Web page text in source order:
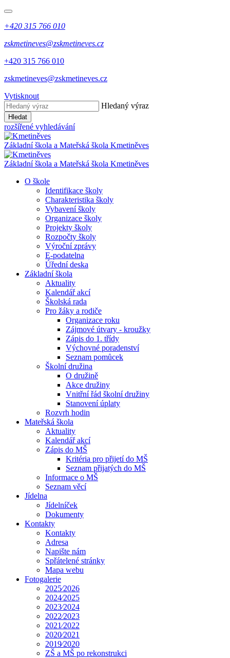
+420 315 766 010
zskmetineves@zskmetineves.cz
+420 315 766 010
zskmetineves@zskmetineves.cz
Vytisknout
Hledaný výraz
Hledat
rozšířené vyhledávání
Základní škola a Mateřská škola Kmetiněves
Základní škola a Mateřská škola Kmetiněves
O škole
Identifikace školy
Charakteristika školy
Vybavení školy
Organizace školy
Projekty školy
Rozpočty školy
Výroční zprávy
E-podatelna
Úřední deska
Základní škola
Aktuality
Kalendář akcí
Školská rada
Pro žáky a rodiče
Organizace roku
Zájmové útvary - kroužky
Zápis do 1. třídy
Výchovné poradenství
Seznam pomůcek
Školní družina
O družině
Akce družiny
Vnitřní řád školní družiny
Stanovení úplaty
Rozvrh hodin
Mateřská škola
Aktuality
Kalendář akcí
Zápis do MŠ
Kritéria pro přijetí do MŠ
Seznam přijatých do MŠ
Informace o MŠ
Seznam věcí
Jídelna
Jídelníček
Dokumenty
Kontakty
Kontakty
Adresa
Napište nám
Spřátelené stránky
Mapa webu
Fotogalerie
2025⁄2026
2024⁄2025
2023⁄2024
2022⁄2023
2021⁄2022
2020⁄2021
2019⁄2020
ZŠ a MŠ po rekonstrukci